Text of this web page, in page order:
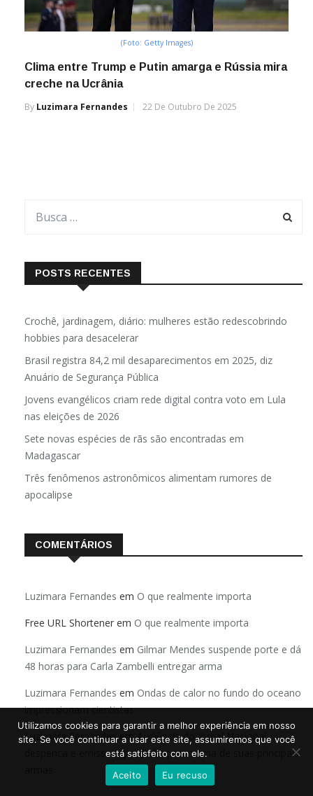
(Foto: Getty Images)
Clima entre Trump e Putin amarga e Rússia mira
creche na Ucrânia
By Luzimara Fernandes 22 De Outubro De 2025
POSTS RECENTES
Crochê, jardinagem, diário: mulheres estão redescobrindo
hobbies para desacelerar
Brasil registra 84,2 mil desaparecimentos em 2025, diz
Anuário de Segurança Pública
Jovens evangélicos criam rede digital contra voto em Lula
nas eleições de 2026
Sete novas espécies de rãs são encontradas em
Madagascar
Três fenômenos astronômicos alimentam rumores de
apocalipse
COMENTÁRIOS
Luzimara Fernandes em O que realmente importa
Free URL Shortener em O que realmente importa
Luzimara Fernandes em Gilmar Mendes suspende porte e dá
48 horas para Carla Zambelli entregar arma
Luzimara Fernandes em Ondas de calor no fundo do oceano
impressionam cientistas
Luzimara FernandesemAudiência do Jornal Nacional
despenca e emissora perde força em uma de suas principais
Utilizamos cookies para garantir a melhor experiência em nosso
site. Se você continuar a usar este site, assumiremos que você
está satisfeito com ele.
Aceito
Eu recuso